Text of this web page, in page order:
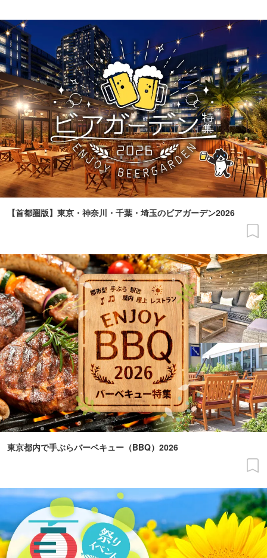
【首都圏版】東京・神奈川・千葉・埼玉のビアガーデン2026
東京都内で手ぶらバーベキュー（BBQ）2026